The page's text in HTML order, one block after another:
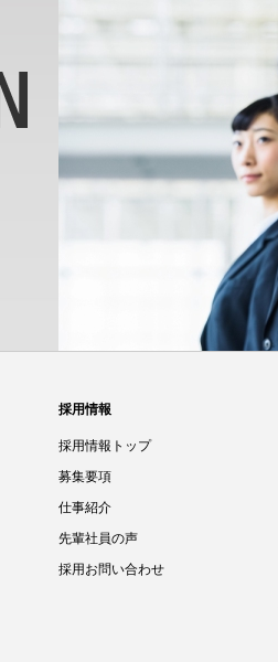
採用情報
採用情報トップ
募集要項
仕事紹介
先輩社員の声
採用お問い合わせ